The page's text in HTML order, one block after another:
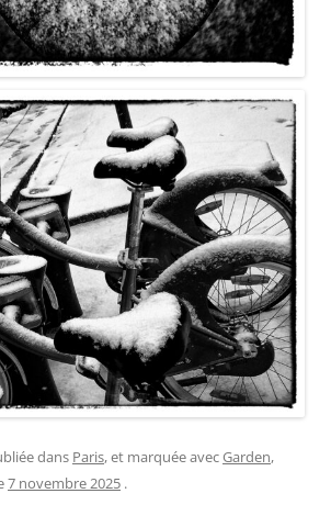
dans Paris, et marquée avecGarden,
7 novembre 2025 .